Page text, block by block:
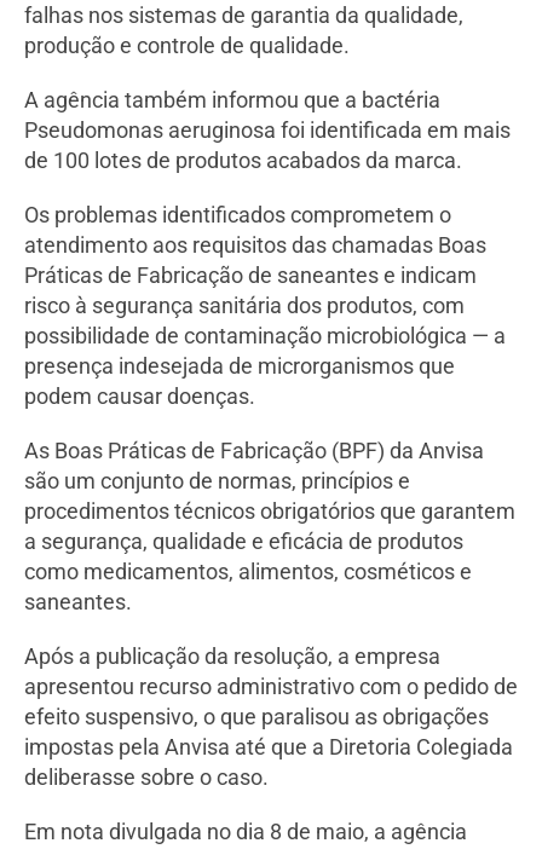
falhas nos sistemas de garantia da qualidade,
produção e controle de qualidade.
A agência também informou que a bactéria
Pseudomonas aeruginosa foi identificada em mais
de 100 lotes de produtos acabados da marca.
Os problemas identificados comprometem o
atendimento aos requisitos das chamadas Boas
Práticas de Fabricação de saneantes e indicam
risco à segurança sanitária dos produtos, com
possibilidade de contaminação microbiológica — a
presença indesejada de microrganismos que
podem causar doenças.
As Boas Práticas de Fabricação (BPF) da Anvisa
são um conjunto de normas, princípios e
procedimentos técnicos obrigatórios que garantem
a segurança, qualidade e eficácia de produtos
como medicamentos, alimentos, cosméticos e
saneantes.
Após a publicação da resolução, a empresa
apresentou recurso administrativo com o pedido de
efeito suspensivo, o que paralisou as obrigações
impostas pela Anvisa até que a Diretoria Colegiada
deliberasse sobre o caso.
Em nota divulgada no dia 8 de maio, a agência